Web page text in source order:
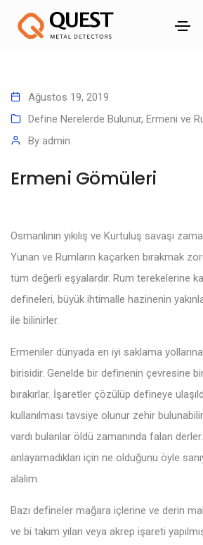
Ağustos 19, 2019
Define Nerelerde Bulunur, Ermeni ve
By admin
Ermeni Gömüleri
Osmanlının yıkılış ve Kurtuluş savaşı
Yunan ve Rumların kaçarken bırakmak
tüm değerli eşyalardır. Rum terekelerine
defineleri, büyük ihtimalle hazinenin
ile bilinirler.
Ermeniler dünyada en iyi saklama
birisidir. Genelde bir definenin çevresine
bırakırlar. İşaretler çözülüp defineye
kullanılması tavsiye olunur zehir bulunabilir.
vardı bulanlar öldü zamanında falan
anlayamadıkları için ne olduğunu öyle
alalım.
Bazı defineler mağara içlerine ve derin
ve bi takım yılan veya akrep işareti